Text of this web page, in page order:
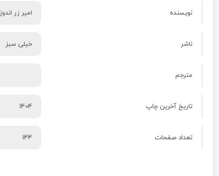
نویسنده امیر زر اندوز
ناشر خیلی سبز
مترجم
تاریخ آخرین چاپ 1404
تعداد صفحات 144